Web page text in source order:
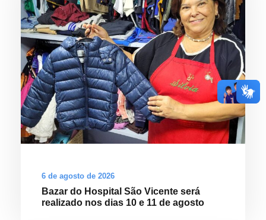
6 de agosto de 2026
Bazar do Hospital São Vicente será
realizado nos dias 10 e 11 de agosto